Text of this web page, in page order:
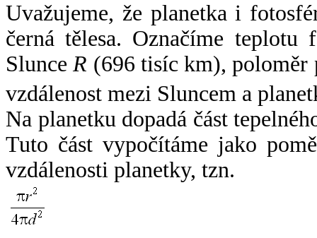
Uvažujeme, že planetka i
černá tělesa. Označíme
SlunceR (696 tisíc km),
vzdálenost mezi Sluncem a
Na planetku dopadá část
Tuto část vypočítáme jako
vzdálenosti planetky, tzn.